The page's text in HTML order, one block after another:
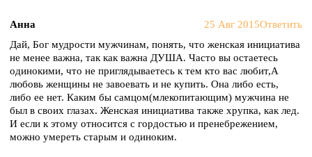
Анна 25 Авг 2015Ответить
Дай, Бог мудрости мужчинам, понять, что женская инициатива
не менее важна, так как важна ДУША. Часто вы остаетесь
одинокими, что не приглядываетесь к тем кто вас любит,А
любовь женщины не завоевать и не купить. Она либо есть,
либо ее нет. Каким бы самцом(млекопитающим) мужчина не
был в своих глазах. Женская инициатива также хрупка, как лед.
И если к этому относится с гордостью и пренебрежением,
можно умереть старым и одиноким.